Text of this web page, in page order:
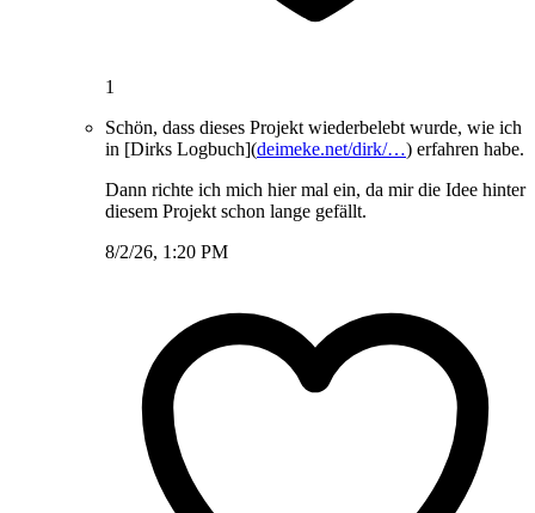
1
Schön, dass dieses Projekt wiederbelebt wurde, wie ich
in [Dirks Logbuch](deimeke.net/dirk/…) erfahren habe.
Dann richte ich mich hier mal ein, da mir die Idee hinter
diesem Projekt schon lange gefällt.
8/2/26, 1:20 PM